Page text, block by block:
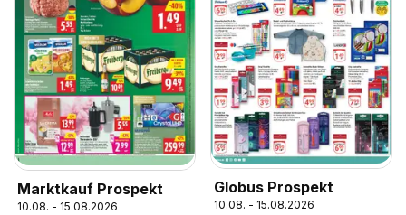
Marktkauf Prospekt
10.08. - 15.08.2026
Globus Prospekt
10.08. - 15.08.2026